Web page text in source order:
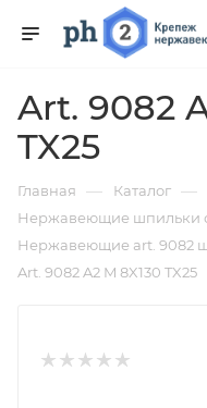
Art. 9082
TX25
Главная — Каталог —
Нержавеющие шпильки
Нержавеющие art. 9082
Art. 9082 A2 M 8X130 TX25